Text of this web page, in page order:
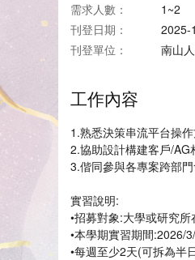
需求人數：
1~2
刊登日期：
2025-
刊登單位：
南山
工作內容
1.熟悉決策串流平台操
2.協助設計構建客戶/AG
3.偕同參與各專案跨部
實習說明:
•招募對象:大學或研究所
•本學期實習期間:2026/
•每週至少2天(可拆為半